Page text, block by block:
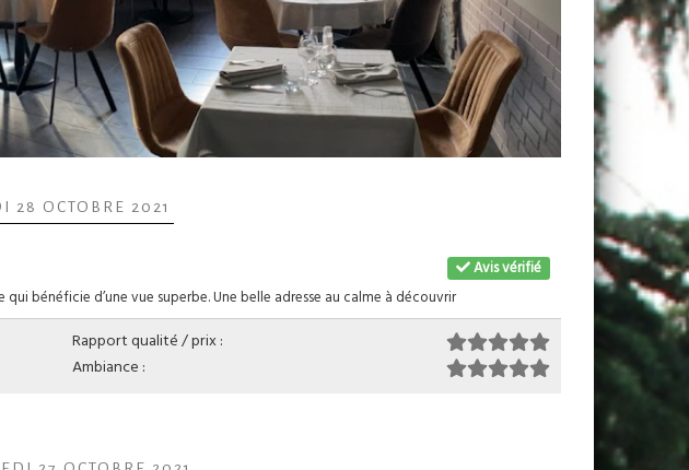
28 OCTOBRE 2021
Avis vérifié
bénéficie d’une vue superbe. Une belle adresse au calme à découvrir
Rapport qualité / prix :
Ambiance :